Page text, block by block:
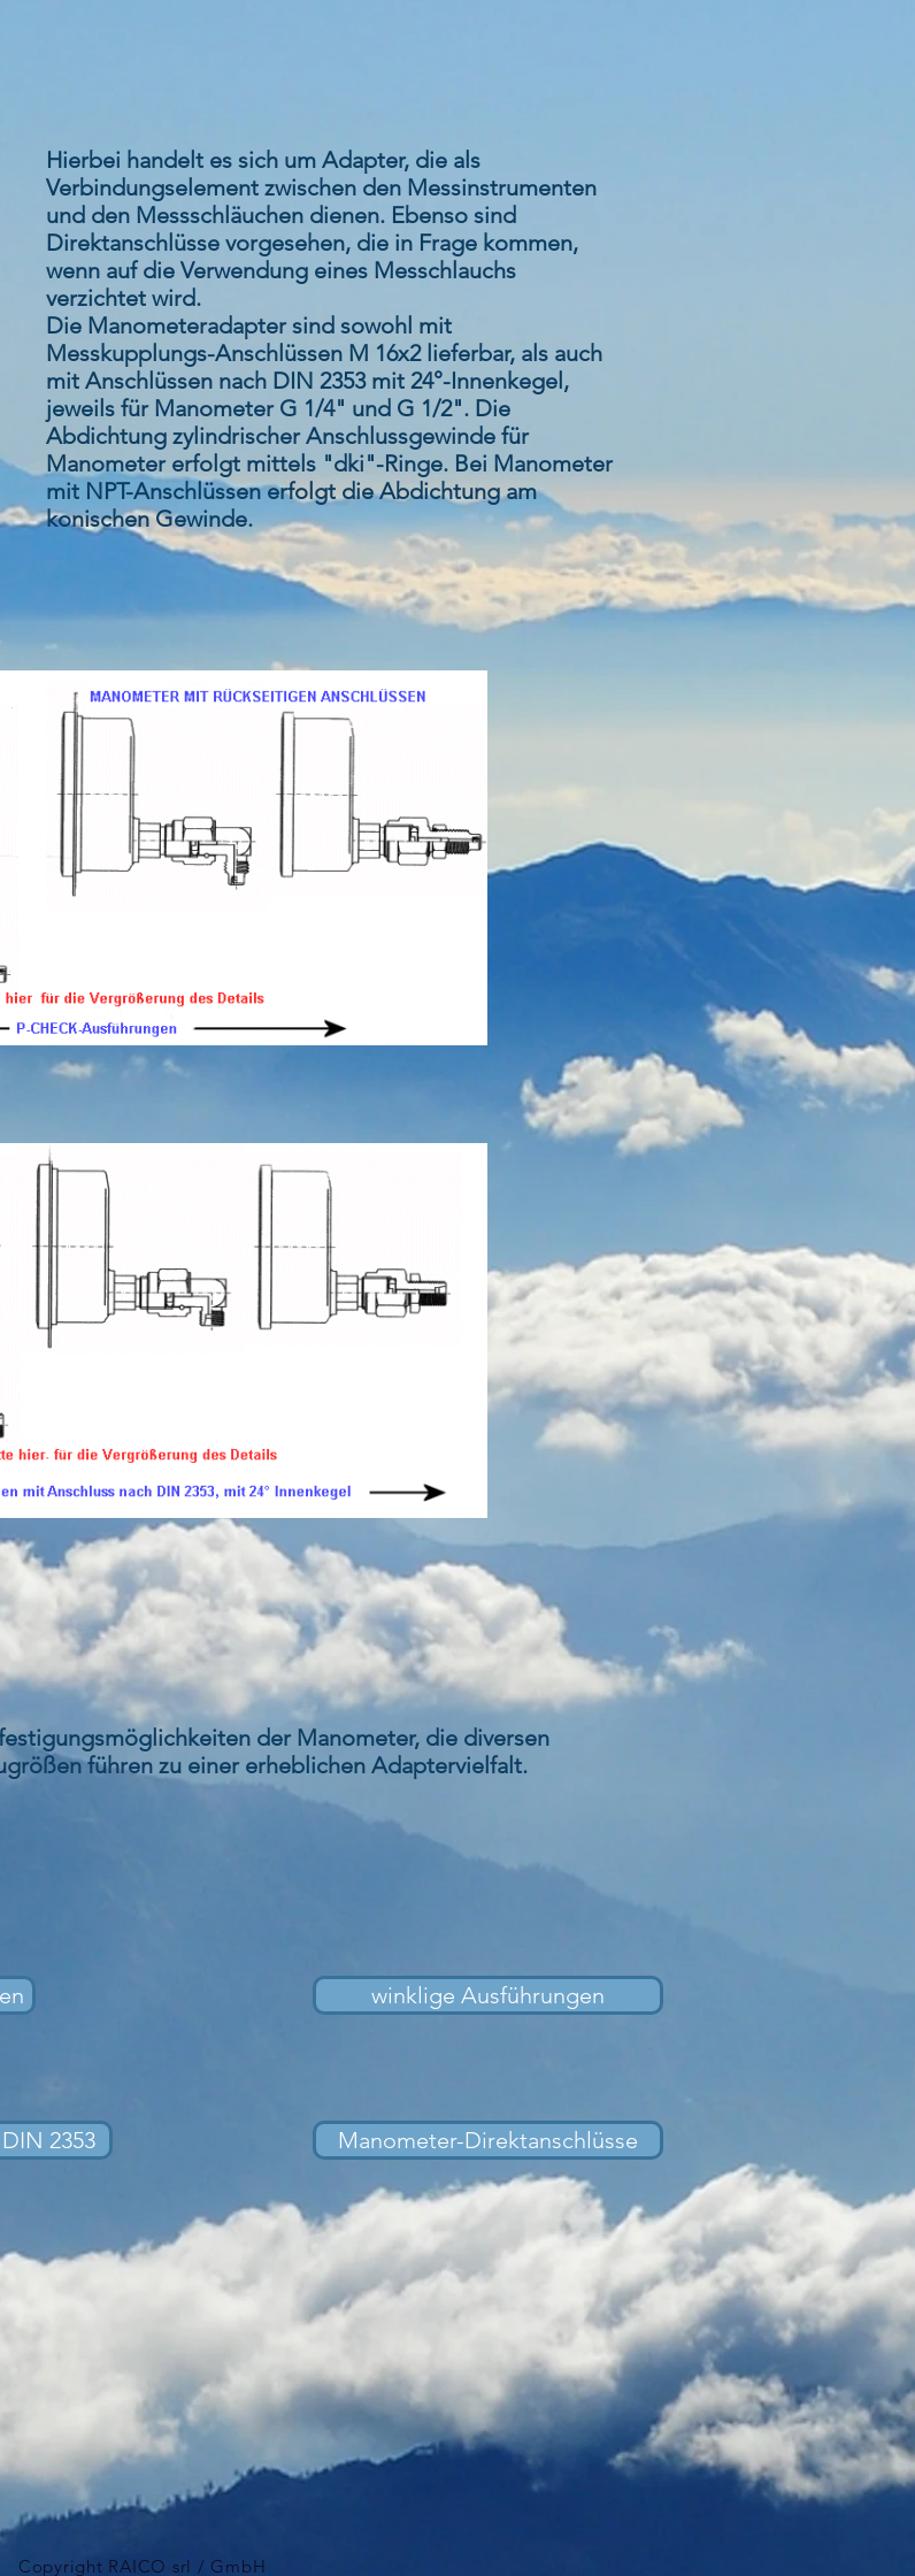
Hierbei handelt es sich um Adapter, die als
Verbindungselement zwischen den Messinstrumenten
und den Messschläuchen dienen. Ebenso sind
Direktanschlüsse vorgesehen, die in Frage kommen,
wenn auf die Verwendung eines Messchlauchs
verzichtet wird.
Die Manometeradapter sind sowohl mit
Messkupplungs-Anschlüssen M 16x2 lieferbar, als auch
mit Anschlüssen nach DIN 2353 mit 24°-Innenkegel,
jeweils für Manometer G 1/4" und G 1/2". Die
Abdichtung zylindrischer Anschlussgewinde für
Manometer erfolgt mittels "dki"-Ringe. Bei Manometer
mit NPT-Anschlüssen erfolgt die Abdichtung am
konischen Gewinde.
der Manometer, die diversen
führen zu einer erheblichen Adaptervielfalt.
2353
winklige Ausführungen
Manometer-Direktanschlüsse
Copyright RAICO srl / GmbH